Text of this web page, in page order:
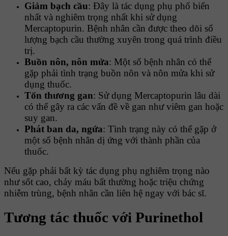
Giảm bạch cầu: Đây là tác dụng phụ phổ biến
nhất và nghiêm trọng nhất khi sử dụng
Mercaptopurin. Bệnh nhân cần được theo dõi số
lượng bạch cầu thường xuyên trong quá trình điều
trị.
Buồn nôn, nôn mửa: Một số bệnh nhân có thể
gặp phải tình trạng buồn nôn và nôn mửa khi sử
dụng thuốc.
Tổn thương gan: Sử dụng Mercaptopurin lâu dài
có thể gây ra các vấn đề về gan như viêm gan hoặc
suy gan.
Phát ban da, ngứa: Tình trạng này có thể gặp ở
một số bệnh nhân dị ứng với thành phần của
thuốc.
Nếu gặp phải bất kỳ tác dụng phụ nghiêm trọng nào
như sốt cao, chảy máu bất thường hoặc triệu chứng
nhiễm trùng, bệnh nhân cần liên hệ ngay với bác sĩ.
Tương tác thuốc với Purinethol